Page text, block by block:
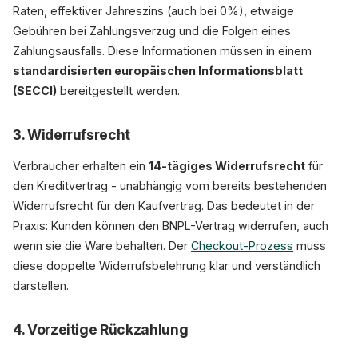
Raten, effektiver Jahreszins (auch bei 0%), etwaige
Gebühren bei Zahlungsverzug und die Folgen eines
Zahlungsausfalls. Diese Informationen müssen in einem
standardisierten europäischen Informationsblatt
(SECCI) bereitgestellt werden.
3. Widerrufsrecht
Verbraucher erhalten ein 14-tägiges Widerrufsrecht für
den Kreditvertrag - unabhängig vom bereits bestehenden
Widerrufsrecht für den Kaufvertrag. Das bedeutet in der
Praxis: Kunden können den BNPL-Vertrag widerrufen, auch
wenn sie die Ware behalten. Der Checkout-Prozess muss
diese doppelte Widerrufsbelehrung klar und verständlich
darstellen.
4. Vorzeitige Rückzahlung